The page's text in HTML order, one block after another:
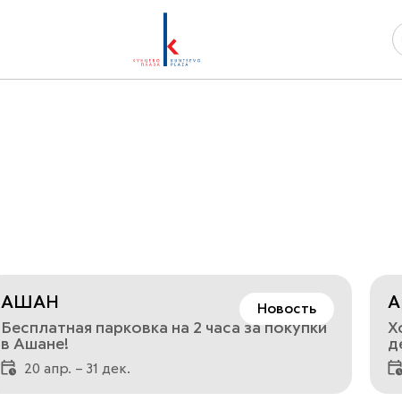
Новость
АШАН
Бесплатная парковка на 2 часа за покупки
в Ашане!
20 апр. – 31 дек.